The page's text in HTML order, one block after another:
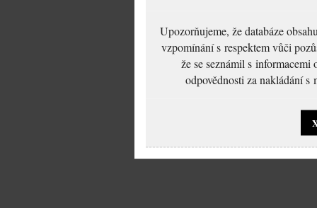
Upozorňujeme, že databáze
vzpomínání s respektem vůči
že se seznámil s
odpovědnosti za nakládání